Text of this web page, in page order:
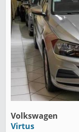
Volkswagen
Virtus